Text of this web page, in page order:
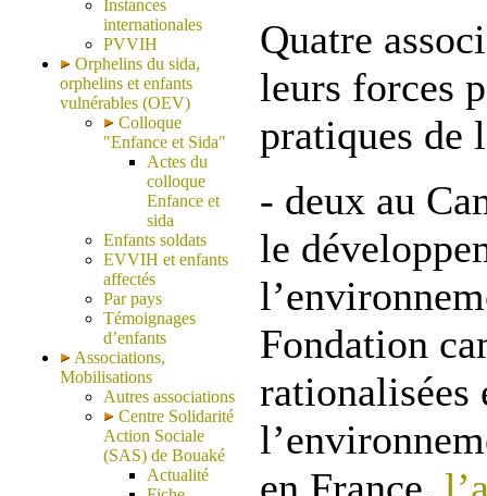
Instances
internationales
PVVIH
Orphelins du sida,
orphelins et enfants
vulnérables (OEV)
Colloque
"Enfance et Sida"
Actes du
colloque
Enfance et
sida
Enfants soldats
EVVIH et enfants
affectés
Par pays
Témoignages
d’enfants
Associations,
Mobilisations
Autres associations
Centre Solidarité
Action Sociale
(SAS) de Bouaké
Actualité
Quatre
leurs forces
pratiques de
- deux au
le
Fondation
rationalisées